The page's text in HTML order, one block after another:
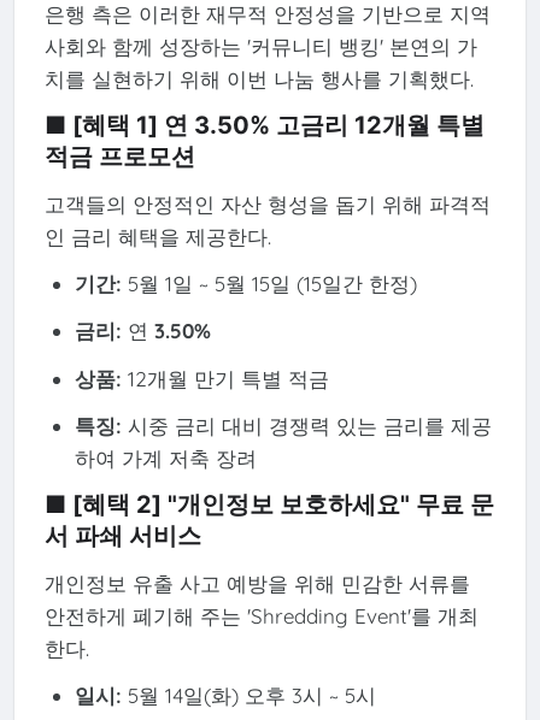
은행 측은 이러한 재무적 안정성을 기반으로 지역
사회와 함께 성장하는 '커뮤니티 뱅킹' 본연의 가
치를 실현하기 위해 이번 나눔 행사를 기획했다.
■ [혜택 1] 연 3.50% 고금리 12개월 특별
적금 프로모션
고객들의 안정적인 자산 형성을 돕기 위해 파격적
인 금리 혜택을 제공한다.
기간: 5월 1일 ~ 5월 15일 (15일간 한정)
금리: 연 3.50%
상품: 12개월 만기 특별 적금
특징: 시중 금리 대비 경쟁력 있는 금리를 제공
하여 가계 저축 장려
■ [혜택 2] "개인정보 보호하세요" 무료 문
서 파쇄 서비스
개인정보 유출 사고 예방을 위해 민감한 서류를
안전하게 폐기해 주는 'Shredding Event'를 개최
한다.
일시: 5월 14일(화) 오후 3시 ~ 5시